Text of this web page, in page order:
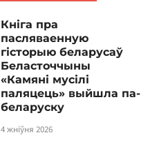
Кніга пра
пасляваенную
гісторыю беларусаў
Беласточчыны
«Камяні мусілі
паляцець» выйшла па-
беларуску
4 жніўня 2026